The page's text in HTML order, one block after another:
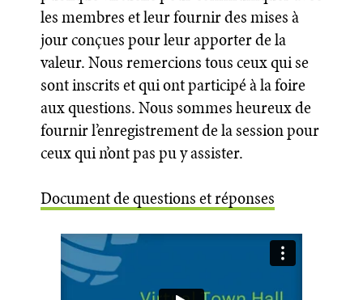
les membres et leur fournir des mises à
jour conçues pour leur apporter de la
valeur. Nous remercions tous ceux qui se
sont inscrits et qui ont participé à la foire
aux questions. Nous sommes heureux de
fournir l’enregistrement de la session pour
ceux qui n’ont pas pu y assister.
Document de questions et réponses